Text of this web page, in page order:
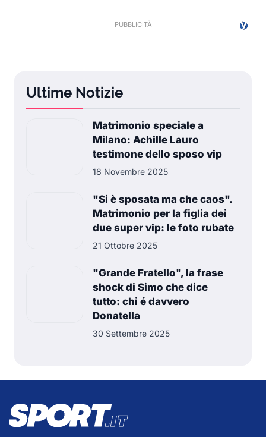
Ultime Notizie
Matrimonio speciale a
Milano: Achille Lauro
testimone dello sposo vip
18 Novembre 2025
"Si è sposata ma che caos".
Matrimonio per la figlia dei
due super vip: le foto rubate
21 Ottobre 2025
"Grande Fratello", la frase
shock di Simo che dice
tutto: chi é davvero
Donatella
30 Settembre 2025